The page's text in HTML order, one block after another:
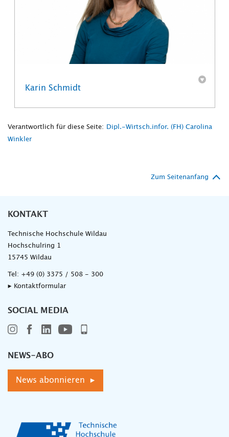
Karin Schmidt
Verantwortlich für diese Seite:
Dipl.-Wirtsch.infor. (FH) Carolina
Winkler
Zum Seitenanfang
KONTAKT
Technische Hochschule Wildau
Hochschulring 1
15745 Wildau
Tel: +49 (0) 3375 / 508 - 300
▸ Kontaktformular
SOCIAL MEDIA
NEWS-ABO
News abonnieren ▸